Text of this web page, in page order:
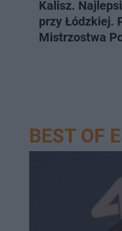
Kalisz.
przy Łódzkiej.
Mistrzostwa
BEST OF